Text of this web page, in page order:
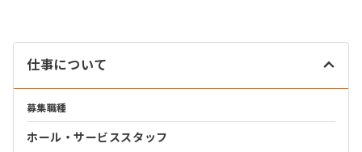
仕事について
募集職種
ホール・サービススタッフ